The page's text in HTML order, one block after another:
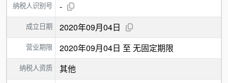
纳税人识别号 -
成立日期 2020年09月04日
营业期限 2020年09月04日 至 无固定期限
纳税人资质 其他